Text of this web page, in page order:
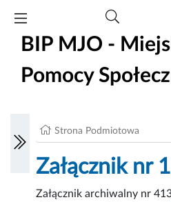
BIP MJO -
Pomocy
Strona Podmiotowa
Załącznik nr
Załącznik archiwalny nr